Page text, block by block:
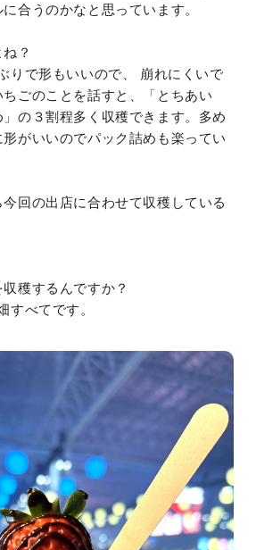
合うのかなと思っています。
？
りで形もいいので、 崩れにくいで
ごのことを話すと、「とちあい
の３割程多く収穫できます。多め
がいいのでパック詰めも楽ってい
今回の出店に合わせて収穫している
穫するんですか？
べてです。